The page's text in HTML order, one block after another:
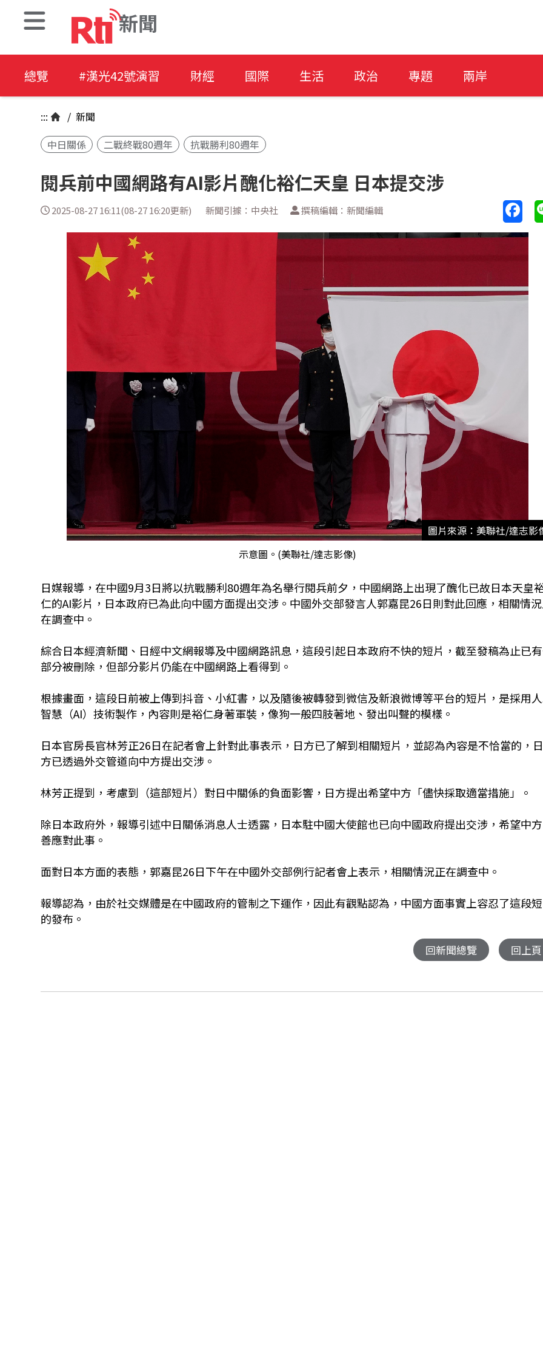
新聞
總覽 #漢光42號演習 財經 國際 生活 政治 專題 兩岸
::: / 新聞
中日關係
二戰終戰80週年 抗戰勝利80週年
閱兵前中國網路有AI影片醜化裕仁天皇 日本提交涉
2025-08-27 16:11(08-27 16:20更新) 新聞引據：中央社 撰稿編輯：新聞編輯
圖片來源：美聯社/達志影
示意圖。(美聯社/達志影像)
日媒報導，在中國9月3日將以抗戰勝利80週年為名舉行閱兵前夕，中國網路上出現了醜化已故日本天皇
仁的AI影片，日本政府已為此向中國方面提出交涉。中國外交部發言人郭嘉昆26日則對此回應，相關情
在調查中。
綜合日本經濟新聞、日經中文網報導及中國網路訊息，這段引起日本政府不快的短片，截至發稿為止已
部分被刪除，但部分影片仍能在中國網路上看得到。
根據畫面，這段日前被上傳到抖音、小紅書，以及隨後被轉發到微信及新浪微博等平台的短片，是採用
智慧（AI）技術製作，內容則是裕仁身著軍裝，像狗一般四肢著地、發出叫聲的模樣。
日本官房長官林芳正26日在記者會上針對此事表示，日方已了解到相關短片，並認為內容是不恰當的，
方已透過外交管道向中方提出交涉。
林芳正提到，考慮到（這部短片）對日中關係的負面影響，日方提出希望中方「儘快採取適當措施」。
除日本政府外，報導引述中日關係消息人士透露，日本駐中國大使館也已向中國政府提出交涉，希望中
善應對此事。
面對日本方面的表態，郭嘉昆26日下午在中國外交部例行記者會上表示，相關情況正在調查中。
報導認為，由於社交媒體是在中國政府的管制之下運作，因此有觀點認為，中國方面事實上容忍了這段
的發布。
回新聞總覽 回上頁